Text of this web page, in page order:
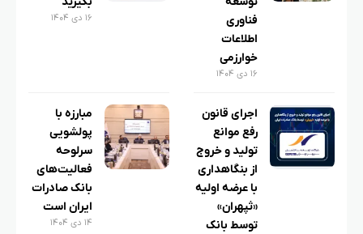
فناوری
اطلاعات
خوارزمی
۱۶ دی ۱۴۰۴
۱۶ دی ۱۴۰۴
اجرای قانون
رفع موانع
تولید و خروج
از بنگاهداری
با عرضه اولیه
«ثپهران»
توسط بانک
مبارزه با
پولشویی
سرلوحه
فعالیت‌های
بانک صادرات
ایران است
۱۴ دی ۱۴۰۴